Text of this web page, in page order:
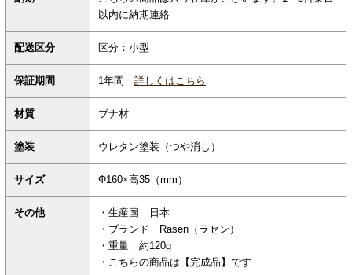
以内に納期連絡
配送区分 区分：小型
保証期間 1年間 詳しくはこちら
材質 ブナ材
塗装 ウレタン塗装（つや消し）
サイズ Φ160×高35（mm）
その他
・生産国 日本
・ブランド Rasen（ラセン）
・重量 約120g
・こちらの商品は【完成品】です